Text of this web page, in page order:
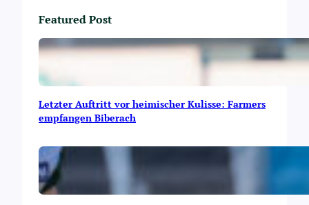
Featured Post
Letzter Auftritt vor heimischer Kulisse: Farmers
empfangen Biberach